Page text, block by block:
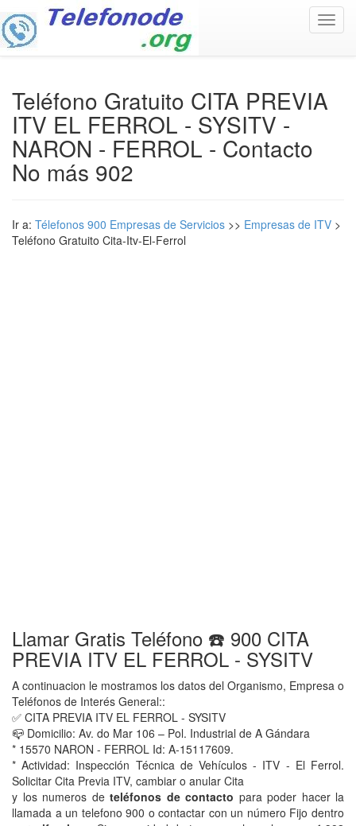
Teléfono Gratuito CITA PREVIA
ITV EL FERROL - SYSITV -
NARON - FERROL - Contacto
No más 902
Ir a: Télefonos 900 Empresas de Servicios >> Empresas de ITV >
Teléfono Gratuito Cita-Itv-El-Ferrol
Llamar Gratis Teléfono ☎️ 900 CITA
PREVIA ITV EL FERROL - SYSITV
A continuacion le mostramos los datos del Organismo, Empresa o
Teléfonos de Interés General::
✅ CITA PREVIA ITV EL FERROL - SYSITV
📪 Domicilio: Av. do Mar 106 – Pol. Industrial de A Gándara
* 15570 NARON - FERROL Id: A-15117609.
* Actividad: Inspección Técnica de Vehículos - ITV - El Ferrol.
Solicitar Cita Previa ITV, cambiar o anular Cita
y los numeros de teléfonos de contacto para poder hacer la
llamada a un telefono 900 o contactar con un número Fijo dentro